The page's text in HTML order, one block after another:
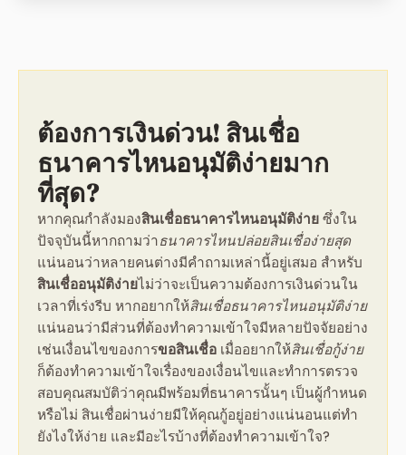
ต้องการเงินด่วน! สินเชื่อ
ธนาคารไหนอนุมัติง่ายมาก
ที่สุด?
หากคุณกำลังมองสินเชื่อธนาคารไหนอนุมัติง่ายซึ่งใน
ปัจจุบันนี้หากถามว่าธนาคารไหนปล่อยสินเชื่อง่ายสุด
แน่นอนว่าหลายคนต่างมีคำถามเหล่านี้อยู่เสมอ สำหรับ
สินเชื่ออนุมัติง่ายไม่ว่าจะเป็นความต้องการเงินด่วนใน
เวลาที่เร่งรีบ หากอยากให้สินเชื่อธนาคารไหนอนุมัติง่าย
แน่นอนว่ามีส่วนที่ต้องทำความเข้าใจมีหลายปัจจัยอย่าง
เช่นเงื่อนไขของการขอสินเชื่อ เมื่ออยากให้สินเชื่อกู้ง่าย
ก็ต้องทำความเข้าใจเรื่องของเงื่อนไขและทำการตรวจ
สอบคุณสมบัติว่าคุณมีพร้อมที่ธนาคารนั้นๆ เป็นผู้กำหนด
หรือไม่ สินเชื่อผ่านง่ายมีให้คุณกู้อยู่อย่างแน่นอนแต่ทำ
ยังไงให้ง่าย และมีอะไรบ้างที่ต้องทำความเข้าใจ?